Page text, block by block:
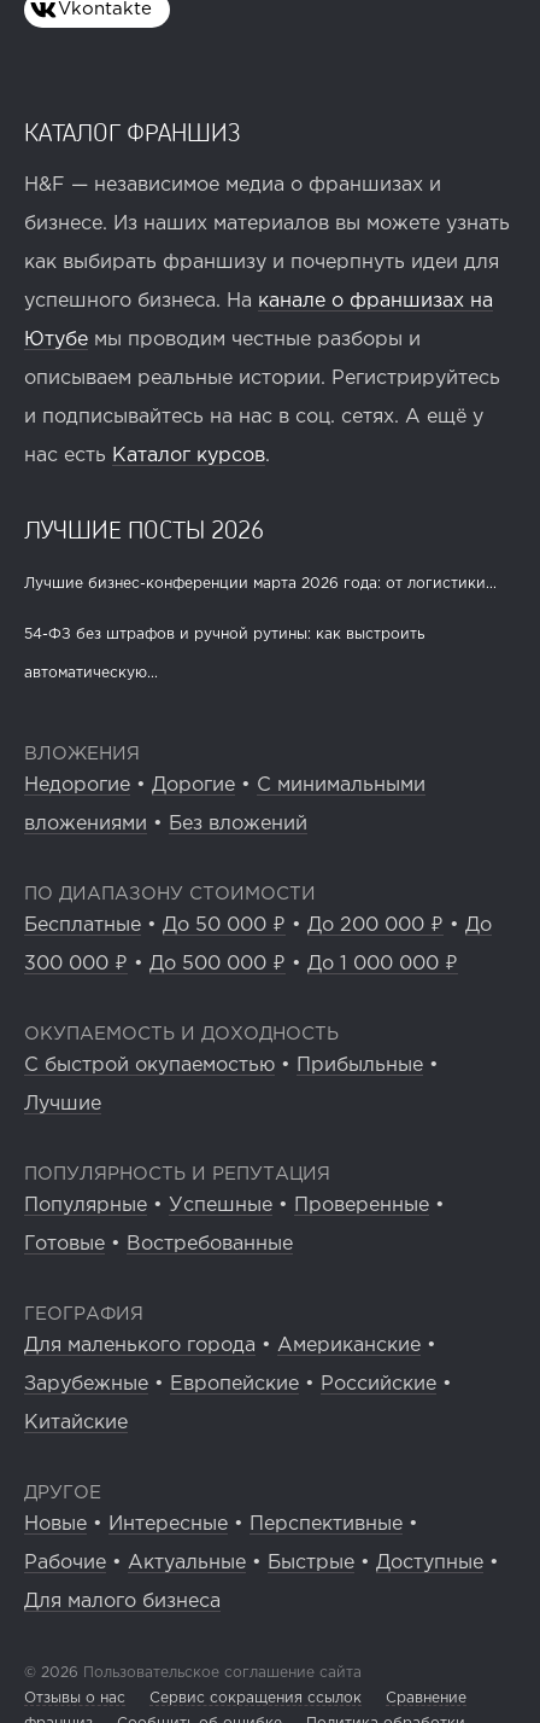
Vkontakte
КАТАЛОГ ФРАНШИЗ
H&F — независимое медиа о франшизах и
бизнесе. Из наших материалов вы можете узнать
как выбирать франшизу и почерпнуть идеи для
успешного бизнеса. На канале о франшизах на
Ютубе мы проводим честные разборы и
описываем реальные истории. Регистрируйтесь
и подписывайтесь на нас в соц. сетях. А ещё у
нас есть Каталог курсов.
ЛУЧШИЕ ПОСТЫ 2026
Лучшие бизнес-конференции марта 2026 года: от логистики...
54-ФЗ без штрафов и ручной рутины: как выстроить
автоматическую...
ВЛОЖЕНИЯ
Недорогие • Дорогие • С минимальными
вложениями • Без вложений
ПО ДИАПАЗОНУ СТОИМОСТИ
Бесплатные • До 50 000 ₽ • До 200 000 ₽ • До
300 000 ₽ • До 500 000 ₽ • До 1 000 000 ₽
ОКУПАЕМОСТЬ И ДОХОДНОСТЬ
С быстрой окупаемостью • Прибыльные •
Лучшие
ПОПУЛЯРНОСТЬ И РЕПУТАЦИЯ
Популярные • Успешные • Проверенные •
Готовые • Востребованные
ГЕОГРАФИЯ
Для маленького города • Американские •
Зарубежные • Европейские • Российские •
Китайские
ДРУГОЕ
Новые • Интересные • Перспективные •
Рабочие • Актуальные • Быстрые • Доступные •
Для малого бизнеса
© 2026 Пользовательское соглашение сайта
Отзывы о нас
Сервис сокращения ссылок
Сравнение